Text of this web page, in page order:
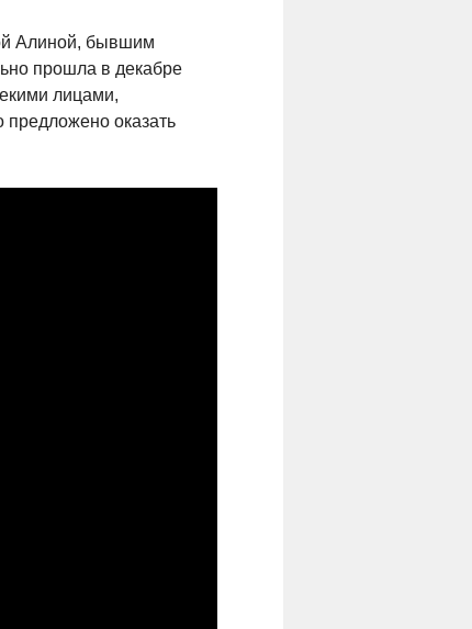
Алиной, бывшим
прошла в декабре
лицами,
оказать